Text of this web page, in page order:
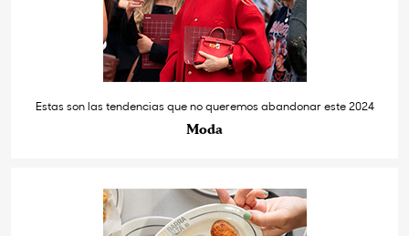
Estas son las tendencias que no queremos abandonar este 2024
Moda